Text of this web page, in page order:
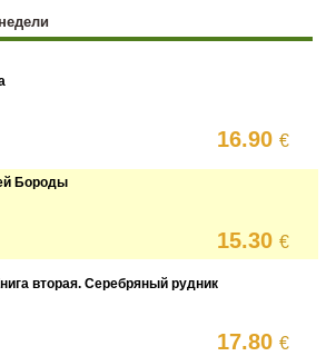
16.90€
Бороды
15.30€
вторая. Серебряный рудник
17.80€